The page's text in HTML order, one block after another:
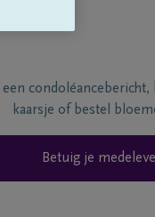
condoléancebericht,
kaarsje of bestel
Betuig je